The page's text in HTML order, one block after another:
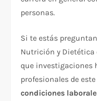
personas.
Si te estás
Nutrición y Dietética
que investigaciones
profesionales de
condiciones